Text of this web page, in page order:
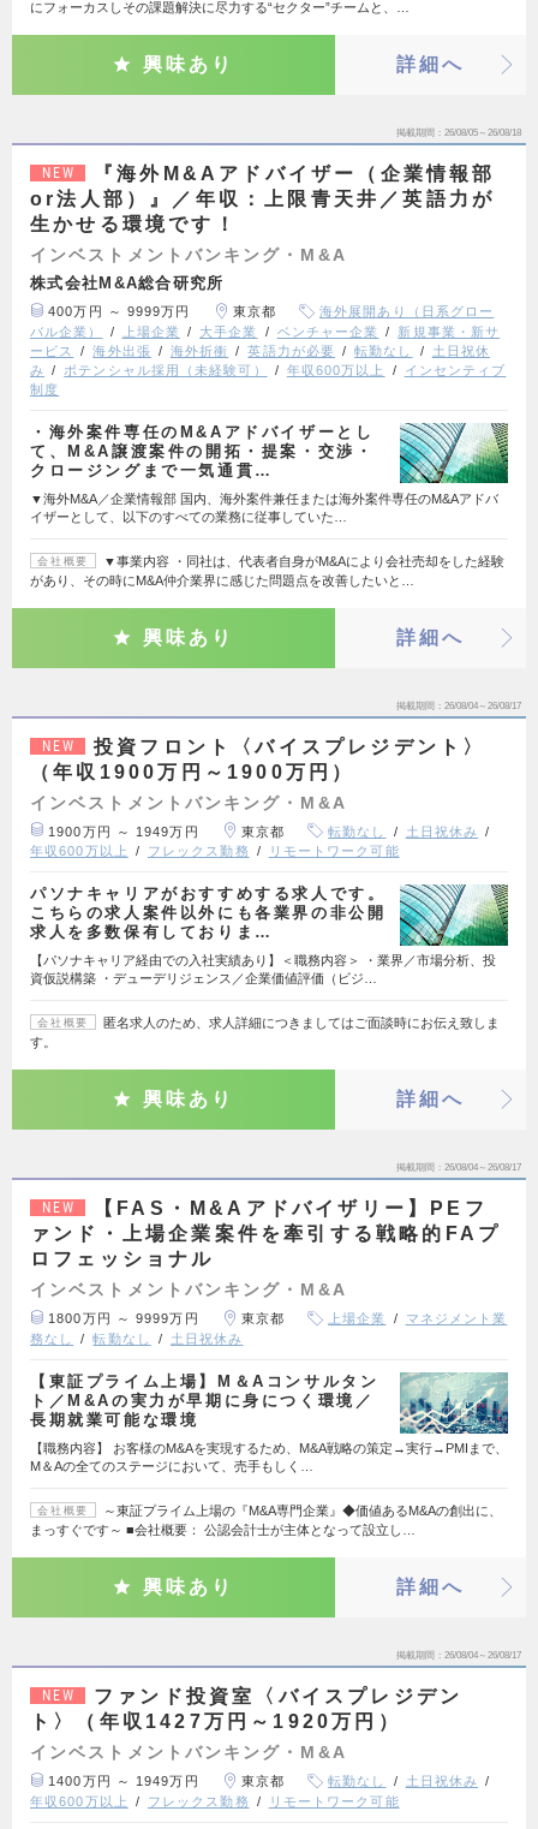
にフォーカスしその課題解決に尽力する“セクター”チームと、…
興味あり 詳細へ
掲載期間 26/08/05～26/08/18
NEW
『海外M&Aアドバイザー（企業情報部
or法人部）』／年収：上限青天井／英語力が
生かせる環境です！
インベストメントバンキング・M&A
株式会社M&A総合研究所
400万円 ～ 9999万円 東京都
海外展開あり（日系グロー
バル企業）
上場企業 大手企業 ベンチャー企業
新規事業・新サ
ービス
海外出張 海外折衝 英語力が必要 転勤なし
土日祝休
み
ポテンシャル採用（未経験可） 年収600万以上
インセンティブ
制度
・海外案件専任のM&Aアドバイザーとし
て、M&A譲渡案件の開拓・提案・交渉・
クロージングまで一気通貫…
▼海外M&A／企業情報部 国内、海外案件兼任または海外案件専任のM&Aアドバ
イザーとして、以下のすべての業務に従事していた…
会社概要
▼事業内容 ・同社は、代表者自身がM&Aにより会社売却をした経験
があり、その時にM&A仲介業界に感じた問題点を改善したいと…
興味あり 詳細へ
掲載期間 26/08/04～26/08/17
NEW
投資フロント〈バイスプレジデント〉
（年収1900万円～1900万円）
インベストメントバンキング・M&A
1900万円 ～ 1949万円 東京都 転勤なし
土日祝休み
年収600万以上
フレックス勤務 リモートワーク可能
パソナキャリアがおすすめする求人です。
こちらの求人案件以外にも各業界の非公開
求人を多数保有しておりま…
【パソナキャリア経由での入社実績あり】＜職務内容＞ ・業界／市場分析、投
資仮説構築 ・デューデリジェンス／企業価値評価（ビジ…
会社概要
匿名求人のため、求人詳細につきましてはご面談時にお伝え致しま
す。
興味あり 詳細へ
掲載期間 26/08/04～26/08/17
NEW
【FAS・M&Aアドバイザリー】PEフ
ァンド・上場企業案件を牽引する戦略的FAプ
ロフェッショナル
インベストメントバンキング・M&A
1800万円 ～ 9999万円 東京都 上場企業
マネジメント業
務なし
転勤なし 土日祝休み
【東証プライム上場】M＆Aコンサルタン
ト／M&Aの実力が早期に身につく環境／
長期就業可能な環境
【職務内容】 お客様のM&Aを実現するため、M&A戦略の策定→実行→PMIまで、
M＆Aの全てのステージにおいて、売手もしく…
会社概要
～東証プライム上場の『M&A専門企業』◆価値あるM&Aの創出に、
まっすぐです～ ■会社概要： 公認会計士が主体となって設立し…
興味あり 詳細へ
掲載期間 26/08/04～26/08/17
NEW
ファンド投資室〈バイスプレジデン
ト〉（年収1427万円～1920万円）
インベストメントバンキング・M&A
1400万円 ～ 1949万円 東京都 転勤なし
土日祝休み
年収600万以上
フレックス勤務 リモートワーク可能